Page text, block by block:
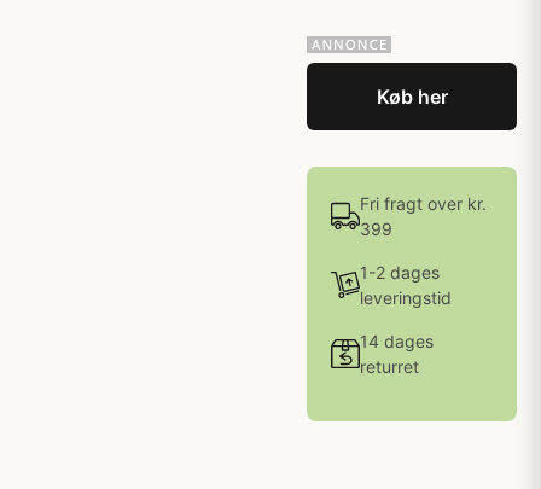
Køb her
Fri fragt over kr.
399
1-2 dages
leveringstid
14 dages
returret